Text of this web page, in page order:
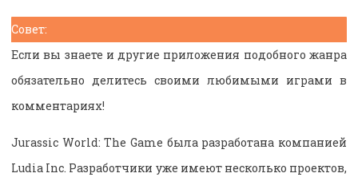
Совет:
Если вы знаете и другие приложения подобного жанра
обязательно делитесь своими любимыми играми в
комментариях!
Jurassic World: The Game была разработана компанией
Ludia Inc. Разработчики уже имеют несколько проектов,